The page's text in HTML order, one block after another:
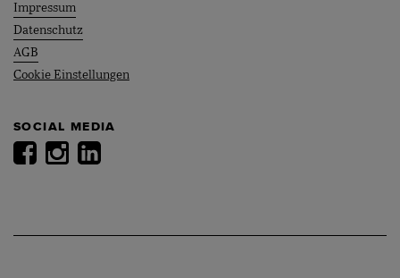
Impressum
Datenschutz
AGB
Cookie Einstellungen
SOCIAL MEDIA